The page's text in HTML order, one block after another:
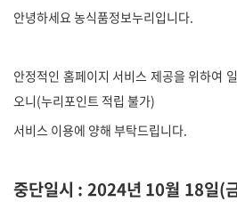
안녕하세요 농식품정보누리입니다.
안정적인 홈페이지 서비스 제공을 위하여
오니(누리포인트 적립 불가)
서비스 이용에 양해 부탁드립니다.
중단일시 : 2024년 10월 18일(